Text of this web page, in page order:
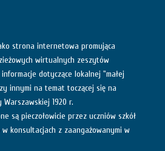
jako strona internetowa promująca
wirtualnych zeszytów
dotyczące lokalnej "małej
innymi na temat toczącej się na
1920 r.
są pieczołowicie przez uczniów szkół
konsultacjach z zaangażowanymi w